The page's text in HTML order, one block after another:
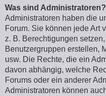
Was sind Administratoren?
Administratoren haben die
Forum. Sie können jede Art
z. B. Berechtigungen
Benutzergruppen erstellen,
usw. Die Rechte, die ein
davon abhängig, welche
Forums oder ein anderer
Administratoren können